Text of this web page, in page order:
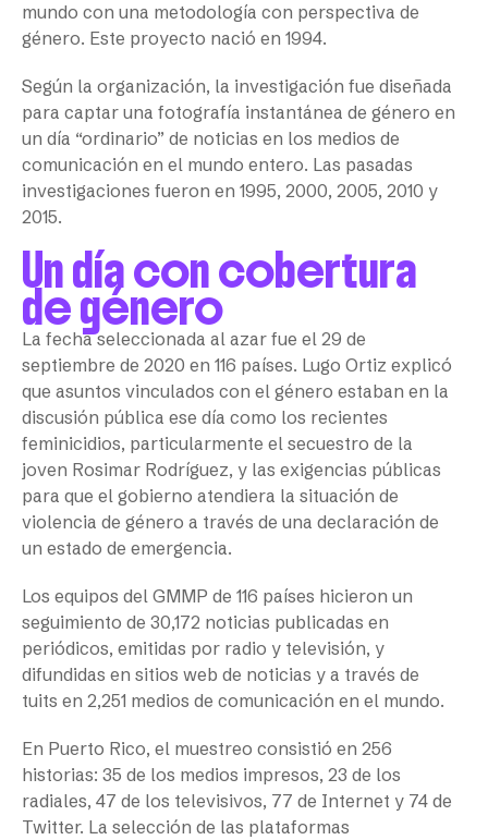
mundo con una metodología con perspectiva de
género. Este proyecto nació en 1994.
Según la organización, la investigación fue diseñada
para captar una fotografía instantánea de género en
un día “ordinario” de noticias en los medios de
comunicación en el mundo entero. Las pasadas
investigaciones fueron en 1995, 2000, 2005, 2010 y
2015.
Un día con cobertura
de género
La fecha seleccionada al azar fue el 29 de
septiembre de 2020 en 116 países. Lugo Ortiz explicó
que asuntos vinculados con el género estaban en la
discusión pública ese día como los recientes
feminicidios, particularmente el secuestro de la
joven Rosimar Rodríguez, y las exigencias públicas
para que el gobierno atendiera la situación de
violencia de género a través de una declaración de
un estado de emergencia.
Los equipos del GMMP de 116 países hicieron un
seguimiento de 30,172 noticias publicadas en
periódicos, emitidas por radio y televisión, y
difundidas en sitios web de noticias y a través de
tuits en 2,251 medios de comunicación en el mundo.
En Puerto Rico, el muestreo consistió en 256
historias: 35 de los medios impresos, 23 de los
radiales, 47 de los televisivos, 77 de Internet y 74 de
Twitter. La selección de las plataformas